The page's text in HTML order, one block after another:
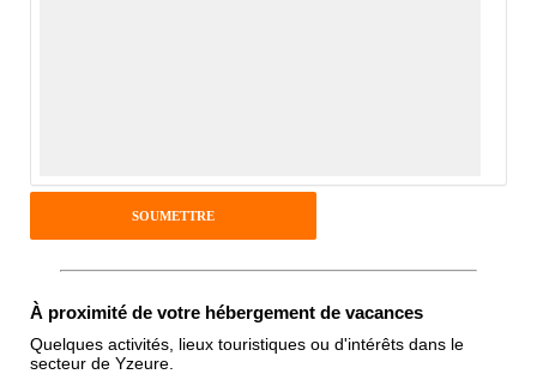
Pseudo :
À proximité de votre hébergement de vacances
Quelques activités, lieux touristiques ou d'intérêts dans le
secteur de Yzeure.